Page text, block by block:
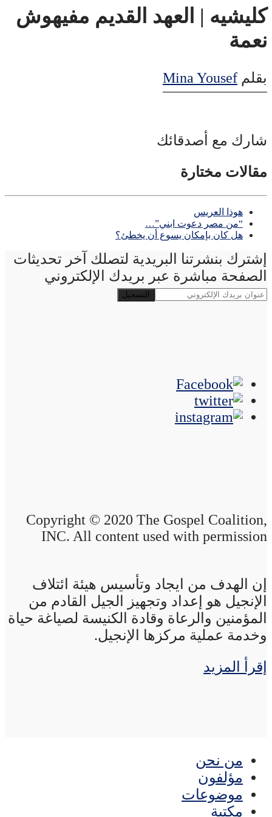
كليشيه | العهد القديم مفيهوش
نعمة
بقلم Mina Yousef
شارك مع أصدقائك
مقالات مختارة
هوذا العريس
“من مصر دعوت ابني”…
هل كان بإمكان يسوع أن يخطئ؟
إشترك بنشرتنا البريدية لتصلك آخر تحديثات
الصفحة مباشرة عبر بريدك الإلكتروني
Copyright © 2020 The Gospel Coalition,
INC. All content used with permission
إن الهدف من ايجاد وتأسيس هيئة ائتلاف
الإنجيل هو إعداد وتجهيز الجيل القادم من
المؤمنين والرعاة وقادة الكنيسة لصياغة حياة
وخدمة عملية مركزها الإنجيل.
إقرأ المزيد
من نحن
مؤلفون
موضوعات
مكتبة